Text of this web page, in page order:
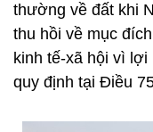
thường về đất khi
thu hồi về mục
kinh tế-xã hội vì
quy định tại Điều